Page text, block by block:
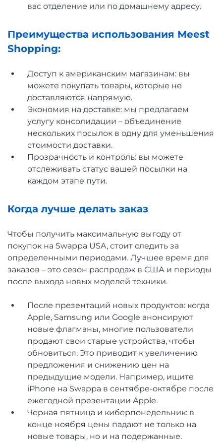
вас отделение или по домашнему адресу.
Преимущества использования Meest
Shopping:
Доступ к американским магазинам: вы
можете покупать товары, которые не
доставляются напрямую.
Экономия на доставке: мы предлагаем
услугу консолидации – объединение
нескольких посылок в одну для уменьшения
стоимости доставки.
Прозрачность и контроль: вы можете
отслеживать статус вашей посылки на
каждом этапе пути.
Когда лучше делать заказ
Чтобы получить максимальную выгоду от
покупок на Swappa USA, стоит следить за
определенными периодами. Лучшее время для
заказов – это сезон распродаж в США и периоды
после выхода новых моделей техники.
После презентаций новых продуктов: когда
Apple, Samsung или Google анонсируют
новые флагманы, многие пользователи
продают свои старые устройства, чтобы
обновиться. Это приводит к увеличению
предложения и снижению цен на
предыдущие модели. Например, ищите
iPhone на Swappa в сентябре-октябре после
ежегодной презентации Apple.
Черная пятница и киберпонедельник: в
конце ноября цены падают не только на
новые товары, но и на подержанные.